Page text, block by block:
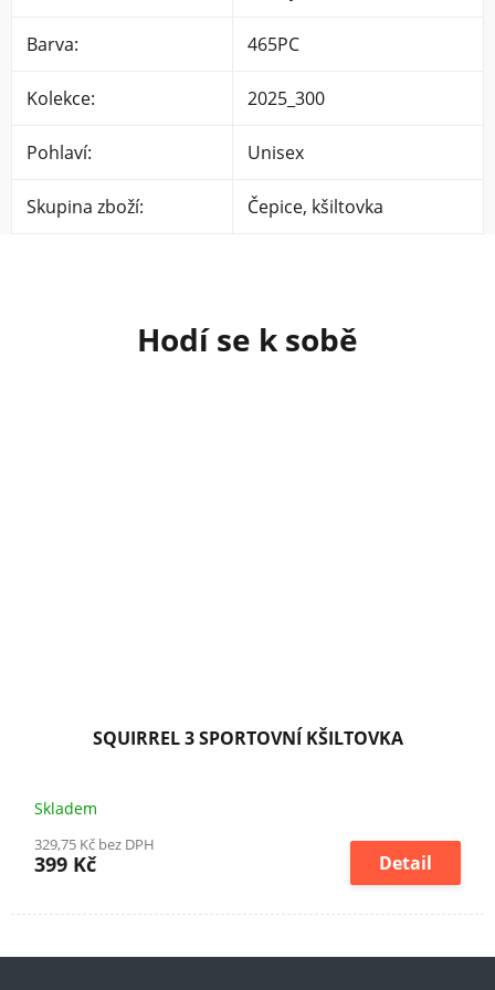
SQUIRREL 3 SPORTOVNÍ KŠILTOVKA
Skladem
329,75 Kč bez DPH
399 Kč Detail
Barva: 465PC
Kolekce: 2025_300
Pohlaví: Unisex
Skupina zboží: Čepice, kšiltovka